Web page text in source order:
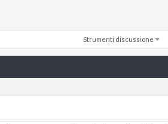
Strumenti discussione